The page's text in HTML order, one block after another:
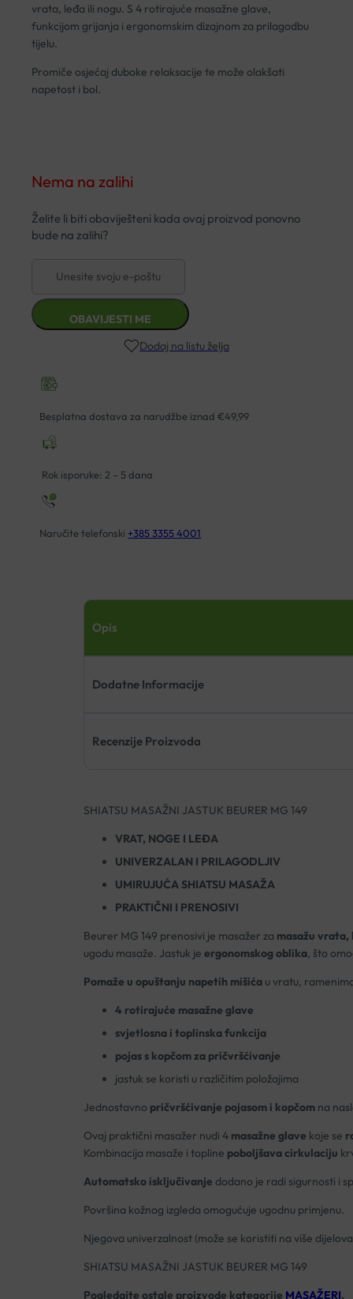
vrata, leđa ili nogu. S 4 rotirajuće masažne glave,
funkcijom grijanja i ergonomskim dizajnom za prilagodbu
tijelu.
Promiče osjećaj duboke relaksacije te može olakšati
napetost i bol.
Nema na zalihi
Dodaj na listu želja
Besplatna dostava za narudžbe iznad €49,99
Rok isporuke: 2 – 5 dana
Naručite telefonski +385 3355 4001
Opis
Dodatne Informacije
Recenzije Proizvoda
SHIATSU MASAŽNI JASTUK BEURER MG 149
VRAT, NOGE I LEĐA
UNIVERZALAN I PRILAGODLJIV
UMIRUJUĆA SHIATSU MASAŽA
PRAKTIČNI I PRENOSIVI
Beurer MG 149 prenosivi je masažer za masažu vrata,
ugodu masaže. Jastuk je ergonomskog oblika, što
Pomaže u opuštanju napetih mišićau vratu,
4 rotirajuće masažne glave
svjetlosna i toplinska funkcija
pojas s kopčom za pričvršćivanje
jastuk se koristi u različitim položajima
Jednostavno pričvršćivanje pojasom i kopčomna
Ovaj praktični masažer nudi 4masažne glave koje se
Kombinacija masaže i topline poboljšava cirkulaciju
Automatsko isključivanje dodano je radi sigurnosti i
Površina kožnog izgleda omogućuje ugodnu primjenu.
Njegova univerzalnost (može se koristiti na više
SHIATSU MASAŽNI JASTUK BEURER MG 149
Pogledajte ostale proizvode kategorije MASAŽERI.